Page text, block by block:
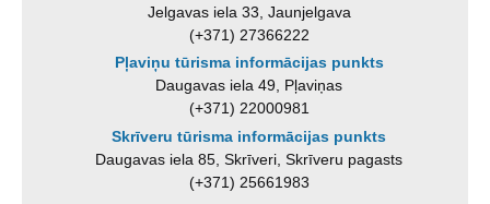
Jelgavas iela 33, Jaunjelgava
(+371) 27366222
Pļaviņu tūrisma informācijas punkts
Daugavas iela 49, Pļaviņas
(+371) 22000981
Skrīveru tūrisma informācijas punkts
Daugavas iela 85, Skrīveri, Skrīveru pagasts
(+371) 25661983